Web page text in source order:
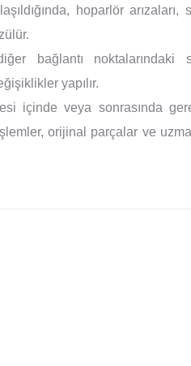
hoparlör arızaları,
bağlantı noktalarındaki
yapılır.
içinde veya sonrasında
orijinal parçalar ve